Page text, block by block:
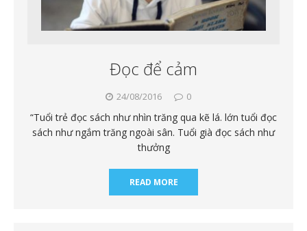
Đọc để cảm
24/08/2016 0
“Tuổi trẻ đọc sách như nhìn trăng qua kẽ lá. lớn tuổi đọc
sách như ngắm trăng ngoài sân. Tuổi già đọc sách như
thưởng
READ MORE